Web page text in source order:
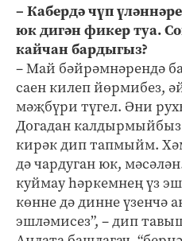
– Кабердә чүп
юк дигән фикер туа.
кайчан бардыгыз?
– Май бәйрәмнәрендә
саен килеп йөрмибез,
мәҗбүри түгел. Әни
Догадан
кирәк дип тапмыйм.
дә чардуган юк,
куймау һәркемнең үз
көнне дә динне үзенчә
эшләмисез”, – дип